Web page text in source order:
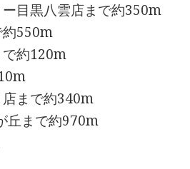
目黒八雲店まで約350m
約550m
で約120m
まで約340m
丘まで約970m